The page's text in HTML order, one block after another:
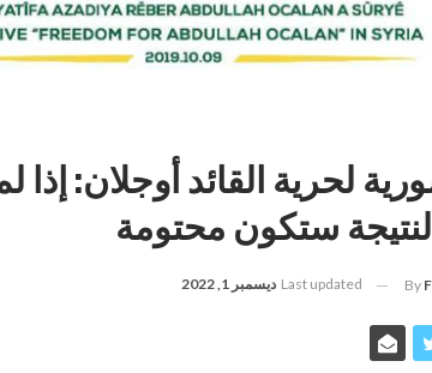
لحرية القائد أوجلان:
ستكون محتومة
By
Last updated ديسمبر 1, 2022